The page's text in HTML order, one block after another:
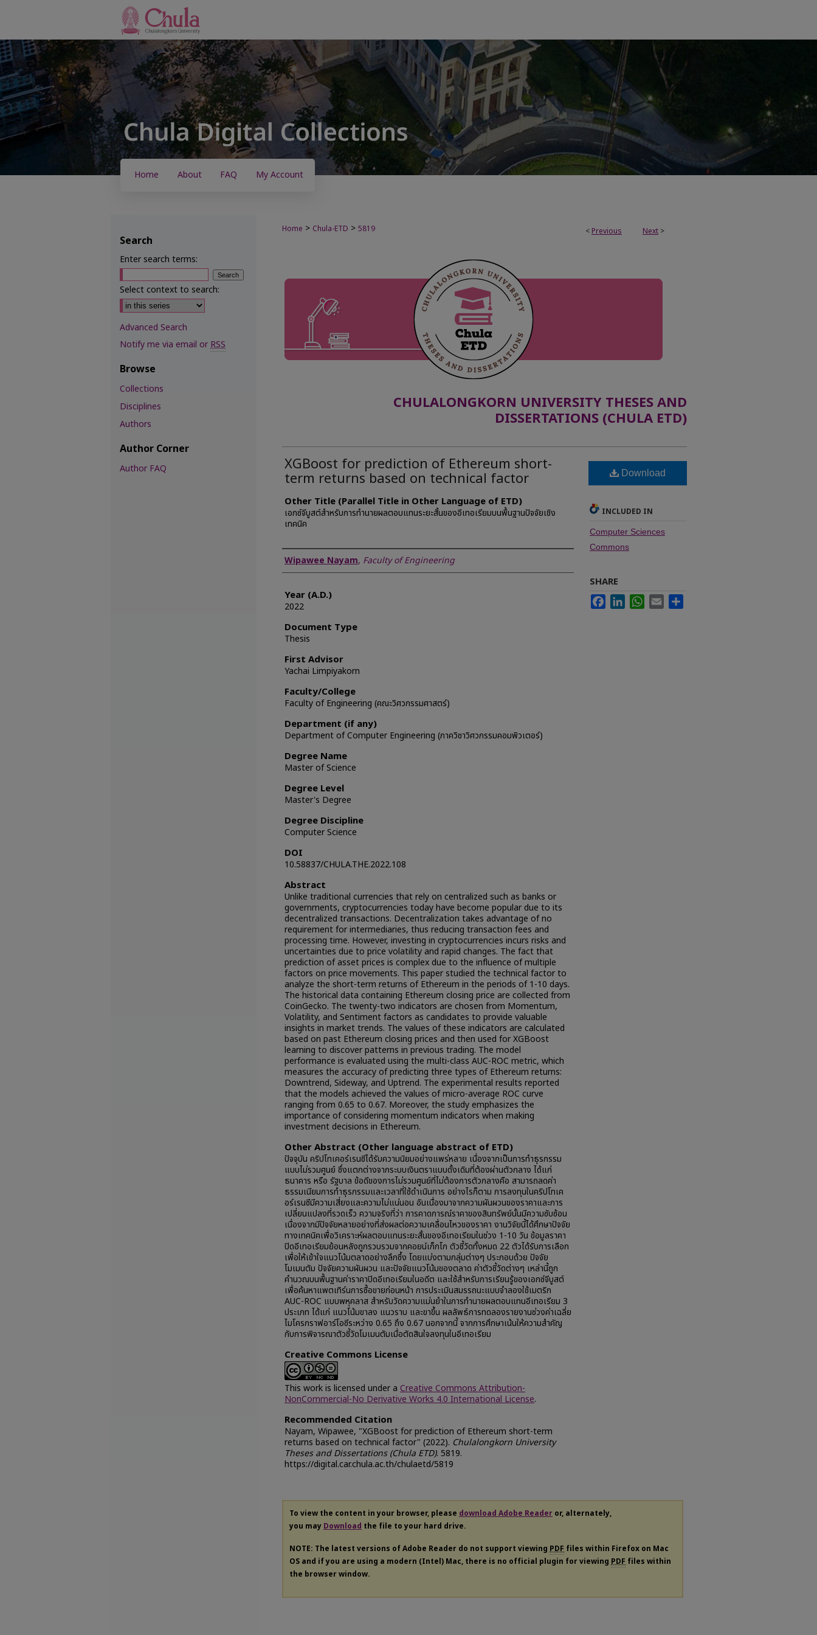
Home About FAQ My Account
< Previous Next >
Home > Chula-ETD > 5819
CHULALONGKORN UNIVERSITY THESES AND
DISSERTATIONS (CHULA ETD)
XGBoost for prediction of Ethereum short-
term returns based on technical factor
Other Title (Parallel Title in Other Language of ETD)
เอกซ์จีบูสต์สำหรับการทำนายผลตอบแทนระยะสั้นของอีเทอเรียมบนพื้นฐานปัจจัยเชิง
เทคนิค
Author
Wipawee Nayam, Faculty of Engineering
Year (A.D.)
2022
Document Type
Thesis
First Advisor
Yachai Limpiyakorn
Faculty/College
Faculty of Engineering (คณะวิศวกรรมศาสตร์)
Department (if any)
Department of Computer Engineering (ภาควิชาวิศวกรรมคอมพิวเตอร์)
Degree Name
Master of Science
Degree Level
Master's Degree
Degree Discipline
Computer Science
DOI
10.58837/CHULA.THE.2022.108
Abstract
Unlike traditional currencies that rely on centralized such as banks or
governments, cryptocurrencies today have become popular due to its
decentralized transactions. Decentralization takes advantage of no
requirement for intermediaries, thus reducing transaction fees and
processing time. However, investing in cryptocurrencies incurs risks and
uncertainties due to price volatility and rapid changes. The fact that
prediction of asset prices is complex due to the influence of multiple
factors on price movements. This paper studied the technical factor to
analyze the short-term returns of Ethereum in the periods of 1-10 days.
The historical data containing Ethereum closing price are collected from
CoinGecko. The twenty-two indicators are chosen from Momentum,
Volatility, and Sentiment factors as candidates to provide valuable
insights in market trends. The values of these indicators are calculated
based on past Ethereum closing prices and then used for XGBoost
learning to discover patterns in previous trading. The model
performance is evaluated using the multi-class AUC-ROC metric, which
measures the accuracy of predicting three types of Ethereum returns:
Downtrend, Sideway, and Uptrend. The experimental results reported
that the models achieved the values of micro-average ROC curve
ranging from 0.65 to 0.67. Moreover, the study emphasizes the
importance of considering momentum indicators when making
investment decisions in Ethereum.
Other Abstract (Other language abstract of ETD)
ปัจจุบัน คริปโทเคอร์เรนซีได้รับความนิยมอย่างแพร่หลาย เนื่องจากเป็นการทำธุรกรรม
แบบไม่รวมศูนย์ ซึ่งแตกต่างจากระบบเงินตราแบบดั้งเดิมที่ต้องผ่านตัวกลาง ได้แก่
ธนาคาร หรือ รัฐบาล ข้อดีของการไม่รวมศูนย์ที่ไม่ต้องการตัวกลางคือ สามารถลดค่า
ธรรมเนียมการทำธุรกรรมและเวลาที่ใช้ดำเนินการ อย่างไรก็ตาม การลงทุนในคริปโทเค
อร์เรนซีมีความเสี่ยงและความไม่แน่นอน อันเนื่องมาจากความผันผวนของราคาและการ
เปลี่ยนแปลงที่รวดเร็ว ความจริงที่ว่า การคาดการณ์ราคาของสินทรัพย์นั้นมีความซับซ้อน
เนื่องจากมีปัจจัยหลายอย่างที่ส่งผลต่อความเคลื่อนไหวของราคา งานวิจัยนี้ได้ศึกษาปัจจัย
ทางเทคนิคเพื่อวิเคราะห์ผลตอบแทนระยะสั้นของอีเทอเรียมในช่วง 1-10 วัน ข้อมูลราคา
ปิดอีเทอเรียมย้อนหลังถูกรวบรวมจากคอยน์เก็กโก ตัวชี้วัดทั้งหมด 22 ตัวได้รับการเลือก
เพื่อให้เข้าใจแนวโน้มตลาดอย่างลึกซึ้ง โดยแบ่งตามกลุ่มต่างๆ ประกอบด้วย ปัจจัย
โมเมนตัม ปัจจัยความผันผวน และปัจจัยแนวโน้มของตลาด ค่าตัวชี้วัดต่างๆ เหล่านี้ถูก
คำนวณบนพื้นฐานค่าราคาปิดอีเทอเรียมในอดีต และใช้สำหรับการเรียนรู้ของเอกซ์จีบูสต์
เพื่อค้นหาแพตเทิร์นการซื้อขายก่อนหน้า การประเมินสมรรถนะแบบจำลองใช้เมตริก
AUC-ROC แบบพหุคลาส สำหรับวัดความแม่นยำในการทำนายผลตอบแทนอีเทอเรียม 3
ประเภท ได้แก่ แนวโน้มขาลง แนวราบ และขาขึ้น ผลลัพธ์การทดลองรายงานช่วงค่าเฉลี่ย
ไมโครกราฟอาร์โอซีระหว่าง 0.65 ถึง 0.67 นอกจากนี้ จากการศึกษาเน้นให้ความสำคัญ
กับการพิจารณาตัวชี้วัดโมเมนตัมเมื่อตัดสินใจลงทุนในอีเทอเรียม
Creative Commons License
This work is licensed under a Creative Commons Attribution-
NonCommercial-No Derivative Works 4.0 International License.
Recommended Citation
Nayam, Wipawee, "XGBoost for prediction of Ethereum short-term
returns based on technical factor" (2022). Chulalongkorn University
Theses and Dissertations (Chula ETD). 5819.
https://digital.car.chula.ac.th/chulaetd/5819
Download
INCLUDED IN
Computer Sciences
Commons
SHARE
FacebookLinkedInWhatsApp
Email
To view the content in your browser, please download Adobe Reader or, alternately,
you may Download the file to your hard drive.
NOTE: The latest versions of Adobe Reader do not support viewing PDF files within Firefox on Mac
OS and if you are using a modern (Intel) Mac, there is no official plugin for viewing PDF files within
the browser window.
Search
Enter search terms:
Select context to search:
Advanced Search
Notify me via email orRSS
Browse
Collections
Disciplines
Authors
Author Corner
Author FAQ